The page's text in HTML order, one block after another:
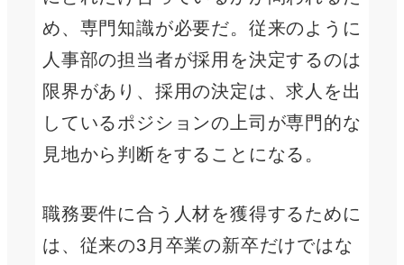
め、専門知識が必要だ。従来のように
人事部の担当者が採用を決定するのは
限界があり、採用の決定は、求人を出
しているポジションの上司が専門的な
見地から判断をすることになる。
職務要件に合う人材を獲得するために
は、従来の3月卒業の新卒だけではな